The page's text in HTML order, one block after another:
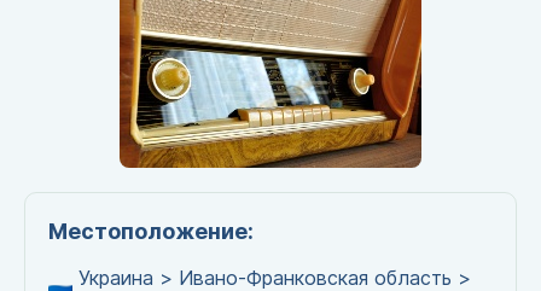
Местоположение:
Украина > Ивано-Франковская область >